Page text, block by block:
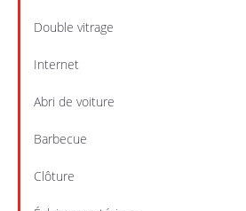
Double vitrage
Internet
Abri de voiture
Barbecue
Clôture